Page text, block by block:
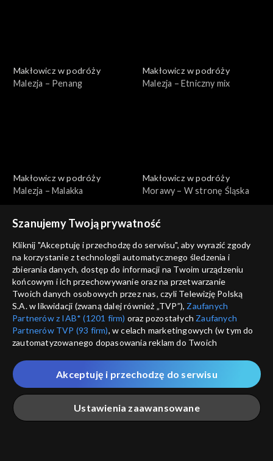
Makłowicz w podróży
Malezja – Penang
Makłowicz w podróży
Malezja – Etniczny mix
Makłowicz w podróży
Malezja – Malakka
Makłowicz w podróży
Morawy – W stronę Śląska
Makłowicz w podróży
Morawy – Beskid i doliny
Makłowicz w podróży
Morawy – Na południu
Makłowicz w podróży
Morawy – Jak z obrazka
Makłowicz w podróży
Kanada – Montreal
Szanujemy Twoją prywatność
Kliknij "Akceptuję i przechodzę do serwisu", aby wyrazić zgody
na korzystanie z technologii automatycznego śledzenia i
zbierania danych, dostęp do informacji na Twoim urządzeniu
końcowym i ich przechowywanie oraz na przetwarzanie
Twoich danych osobowych przez nas, czyli Telewizję Polską
S.A. w likwidacji (zwaną dalej również „TVP”), Zaufanych
Partnerów z IAB* (1201 firm) oraz pozostałych Zaufanych
Partnerów TVP (93 firm), w celach marketingowych (w tym do
zautomatyzowanego dopasowania reklam do Twoich
które wskazujemy poniżej, a także zgody na udostępnianie
przez nas identyfikatora PPID do Google.
Twoje dane osobowe zbierane podczas odwiedzania przez
Ciebie naszych
poszczególnych serwisówzwanych dalej
„Portalem”, w tym informacje zapisywane za pomocą
Ustawienia zaawansowane
Akceptuję i przechodzę do serwisu